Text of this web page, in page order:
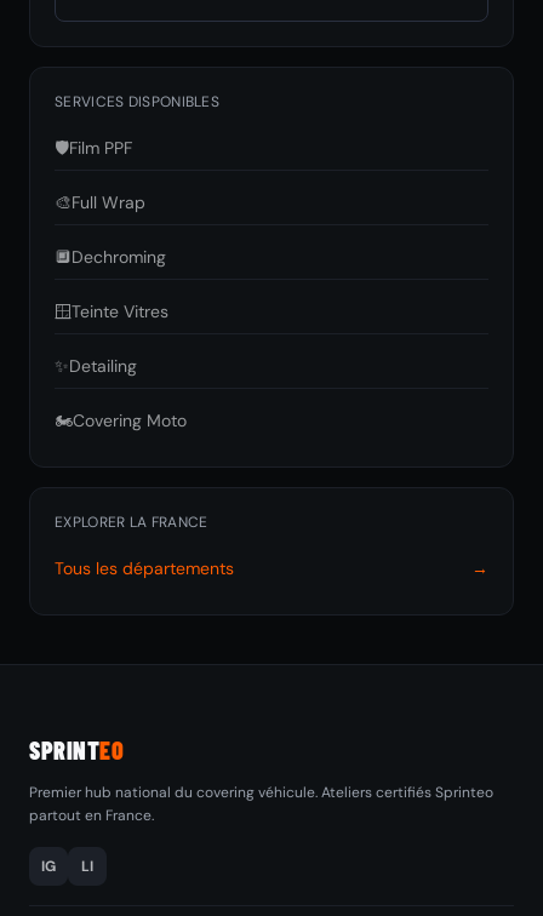
SERVICES DISPONIBLES
🛡️Film PPF
🎨Full Wrap
🔲Dechroming
🪟Teinte Vitres
✨Detailing
🏍️Covering Moto
EXPLORER LA FRANCE
Tous les départements →
SPRINTEO
Premier hub national du covering véhicule. Ateliers certifiés Sprinteo
partout en France.
IG LI